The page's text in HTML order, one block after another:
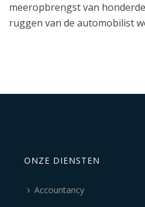
meeropbrengst van
ruggen van de automobilist
ONZE DIENSTEN
Accountancy